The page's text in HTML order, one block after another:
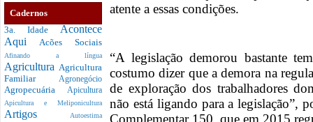
Cadernos
3a. Idade Acontece
Aqui Acões Sociais
Afinando a língua
Agricultura Agricultura
Familiar Agronegócio
Agropecuária Apicultura
Apicultura e Meliponicultura
Artigos Autoestima
atente a essas condições.
“A legislação demorou bastante
costumo dizer que a demora na
de exploração dos trabalhadores
não está ligando para a legislação”,
Complementar 150, que em 2015